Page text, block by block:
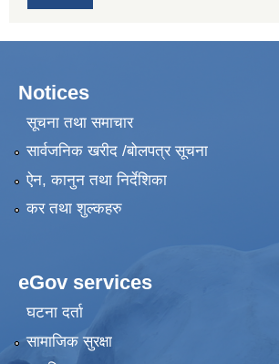
Notices
सूचना तथा समाचार
सार्वजनिक खरीद /बोलपत्र सूचना
ऐन, कानुन तथा निर्देशिका
कर तथा शुल्कहरु
eGov services
घटना दर्ता
सामाजिक सुरक्षा